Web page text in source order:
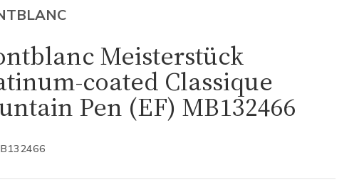
Meisterstück
coated Classique
Pen (EF) MB132466